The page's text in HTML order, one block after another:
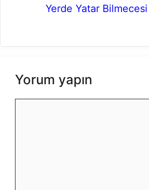
Yerde Yatar Bilmecesi
Yorum yapın